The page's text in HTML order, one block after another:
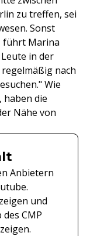
zu treffen, sei
Sonst
führt Marina
in der
nach
Wie
die
Nähe von
Anbietern
und
CMP